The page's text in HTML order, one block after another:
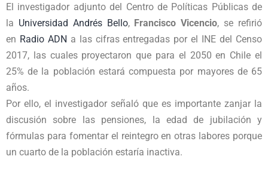
El investigador adjunto del Centro de Políticas Públicas de
la Universidad Andrés Bello, Francisco Vicencio, se refirió
en Radio ADN a las cifras entregadas por el INE del Censo
2017, las cuales proyectaron que para el 2050 en Chile el
25% de la población estará compuesta por mayores de 65
años.
Por ello, el investigador señaló que es importante zanjar la
discusión sobre las pensiones, la edad de jubilación y
fórmulas para fomentar el reintegro en otras labores porque
un cuarto de la población estaría inactiva.